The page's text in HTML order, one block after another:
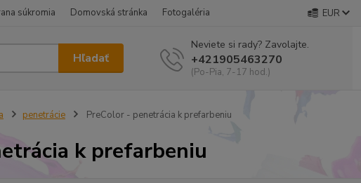
súkromia Domovská stránka Fotogaléria EUR
Hľadať
Neviete si rady? Zavolajte.
+421905463270
(Po-Pia, 7-17 hod.)
penetrácie PreColor - penetrácia k prefarbeniu
k prefarbeniu